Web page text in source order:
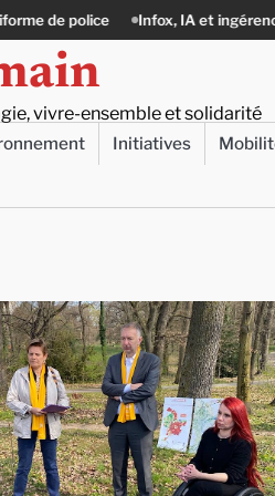
: le journalisme peut-il encore
vivre-ensemble et solidarité
Initiatives